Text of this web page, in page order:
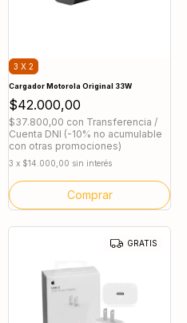
3 X 2
Cargador Motorola Original 33W
$42.000,00
$37.800,00 con Transferencia /
Cuenta DNI (-10% no acumulable
con otras promociones)
3 x $14.000,00 sin interés
GRATIS